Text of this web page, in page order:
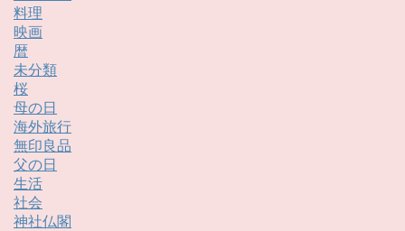
料理
映画
暦
未分類
桜
母の日
海外旅行
無印良品
父の日
生活
社会
神社仏閣